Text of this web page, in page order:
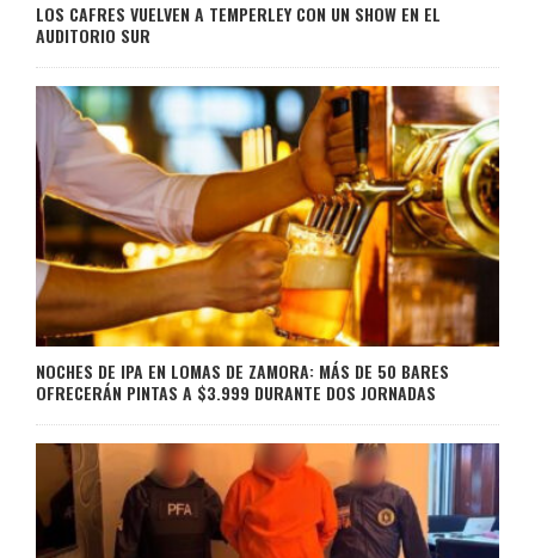
LOS CAFRES VUELVEN A TEMPERLEY CON UN SHOW EN EL
AUDITORIO SUR
NOCHES DE IPA EN LOMAS DE ZAMORA: MÁS DE 50 BARES
OFRECERÁN PINTAS A $3.999 DURANTE DOS JORNADAS